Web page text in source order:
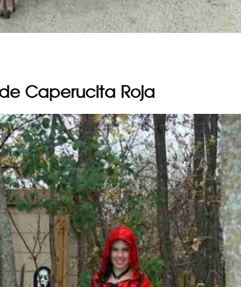
Caperucita Roja